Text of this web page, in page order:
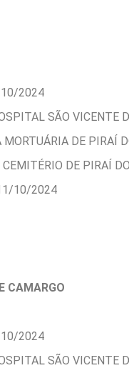
2024
SÃO VICENTE
MORTUÁRIA DE PIRAÍ
CEMITÉRIO DE PIRAÍ
10/2024
CAMARGO
2024
SÃO VICENTE